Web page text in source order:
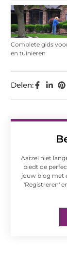
Complete gids
en tuinieren
Aarzel niet
biedt de
jouw blog met
'Registreren'
Delen: